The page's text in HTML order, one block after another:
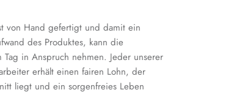
von Hand gefertigt und damit ein
des Produktes, kann die
in Anspruch nehmen. Jeder unserer
erhält einen fairen Lohn, der
liegt und ein sorgenfreies Leben